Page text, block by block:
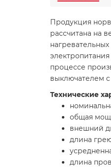
Продукция
рассчитана на
процессе
выключателем с
Технические
общая
внешний
длина
длина